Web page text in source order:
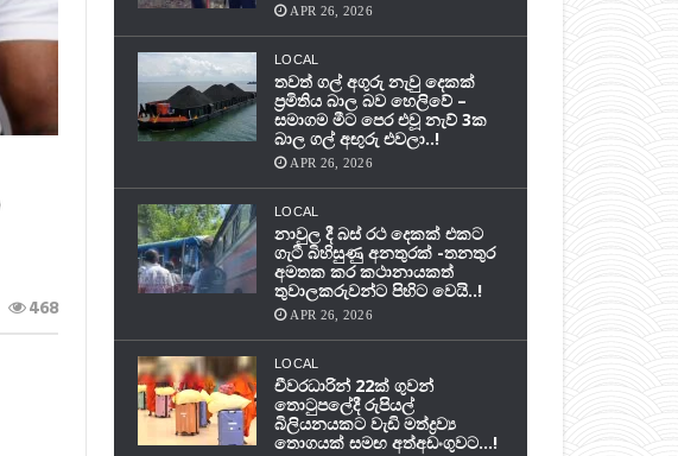
468
APR 26, 2026
LOCAL
තවත් ගල් අගුරු නැවු දෙකක්
ප‍්‍රමිතිය බාල බව හෙලිවේ –
සමාගම මීට පෙර එවූ නැව් 3ක
බාල ගල් අඟුරු එවලා..!
APR 26, 2026
LOCAL
නාවුල දී බස් රථ දෙකක් එකට
ගැටී බිහිසුණු අනතුරක් -තනතුර
අමතක කර කථානායකත්
තුවාලකරුවන්ට පිහිට වෙයි..!
APR 26, 2026
LOCAL
චීවරධාරින් 22ක් ගුවන්
තොටුපලේදී රුපියල්
බිලියනයකට වැඩි මත්ද්‍රව්‍ය
තොගයක් සමඟ අත්අඩංගුවට…!